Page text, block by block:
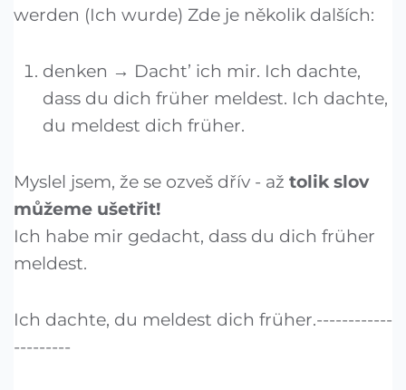
werden (Ich wurde) Zde je několik dalších:
denken → Dacht’ ich mir. Ich dachte,
dass du dich früher meldest. Ich dachte,
du meldest dich früher.
Myslel jsem, že se ozveš dřív - až tolik slov
můžeme ušetřit!
Ich habe mir gedacht, dass du dich früher
meldest.
Ich dachte, du meldest dich früher.------------
---------